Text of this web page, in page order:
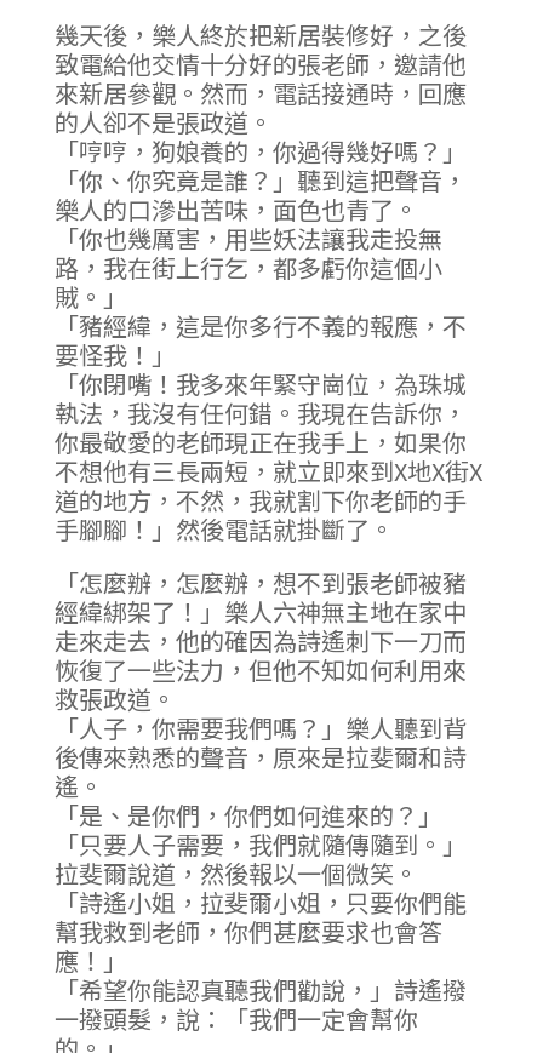
幾天後，樂人終於把新居裝修好，之後
致電給他交情十分好的張老師，邀請他
來新居參觀。然而，電話接通時，回應
的人卻不是張政道。
「哼哼，狗娘養的，你過得幾好嗎？」
「你、你究竟是誰？」聽到這把聲音，
樂人的口滲出苦味，面色也青了。
「你也幾厲害，用些妖法讓我走投無
路，我在街上行乞，都多虧你這個小
賊。」
「豬經緯，這是你多行不義的報應，不
要怪我！」
「你閉嘴！我多來年緊守崗位，為珠城
執法，我沒有任何錯。我現在告訴你，
你最敬愛的老師現正在我手上，如果你
不想他有三長兩短，就立即來到X地X街X
道的地方，不然，我就割下你老師的手
手腳腳！」然後電話就掛斷了。
「怎麼辦，怎麼辦，想不到張老師被豬
經緯綁架了！」樂人六神無主地在家中
走來走去，他的確因為詩遙刺下一刀而
恢復了一些法力，但他不知如何利用來
救張政道。
「人子，你需要我們嗎？」樂人聽到背
後傳來熟悉的聲音，原來是拉斐爾和詩
遙。
「是、是你們，你們如何進來的？」
「只要人子需要，我們就隨傳隨到。」
拉斐爾說道，然後報以一個微笑。
「詩遙小姐，拉斐爾小姐，只要你們能
幫我救到老師，你們甚麼要求也會答
應！」
「希望你能認真聽我們勸說，」詩遙撥
一撥頭髮，說：「我們一定會幫你